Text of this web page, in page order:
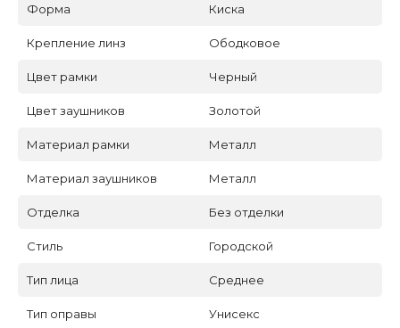
Форма Киска
Крепление линз Ободковое
Цвет рамки Черный
Цвет заушников Золотой
Материал рамки Металл
Материал заушников Металл
Отделка Без отделки
Стиль Городской
Тип лица Среднее
Тип оправы Унисекс